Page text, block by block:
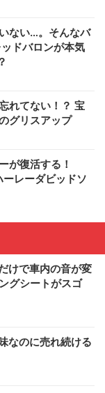
ない…。そんなバ
ドバロンが本気
れてない！？ 宝
グリスアップ
が復活する！
レーダビッドソ
けで車内の音が変
グシートがスゴ
なのに売れ続ける